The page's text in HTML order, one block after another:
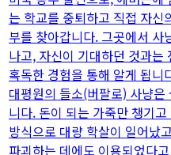
는 학교를 중퇴하고 직접 자신
부를 찾아갑니다. 그곳에서 사
나고, 자신이 기대하던 것과는
혹독한 경험을 통해 알게 됩
대평원의 들소(버팔로) 사냥
니다. 돈이 되는 가죽만 챙기
방식으로 대량 학살이 일어났
파괴하는 데에도 이용되었다